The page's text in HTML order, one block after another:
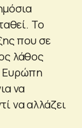
Το
που σε
λάθος
Ευρώπη
να
να αλλάζει